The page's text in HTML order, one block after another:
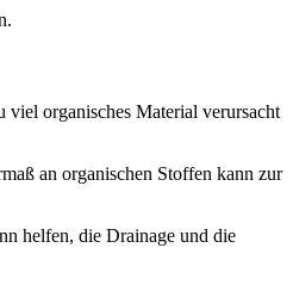
viel organisches Material verursacht
an organischen Stoffen kann zur
helfen, die Drainage und die